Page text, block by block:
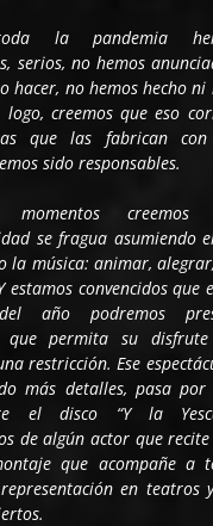
la pandemia
serios, no hemos
hacer, no hemos hecho
creemos que eso
que las fabrican
sido responsables.
momentos
se fragua asumiendo
la música: animar,
estamos convencidos que
año podremos
que permita su
restricción. Ese
más detalles, pasa
el disco “Y la
de algún actor que
que acompañe a
en teatros